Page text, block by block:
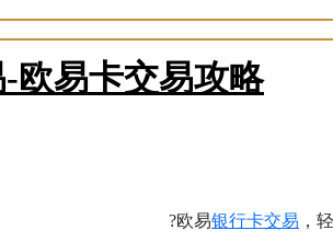
欧易卡交易攻略
?欧易银行卡交易 ，